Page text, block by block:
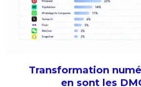
Transformation
en sont les